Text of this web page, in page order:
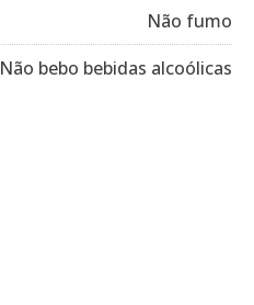
Não fumo
Não bebo bebidas alcoólicas